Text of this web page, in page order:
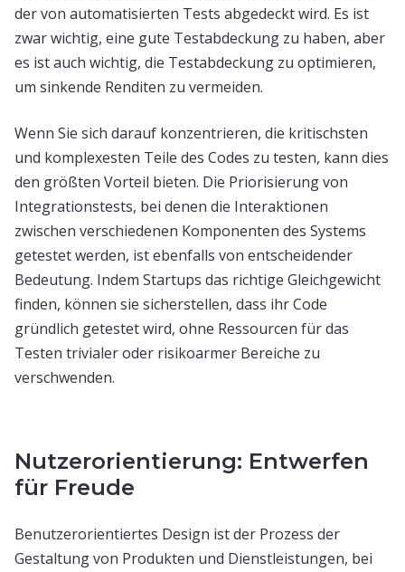
der von automatisierten Tests abgedeckt wird. Es ist
zwar wichtig, eine gute Testabdeckung zu haben, aber
es ist auch wichtig, die Testabdeckung zu optimieren,
um sinkende Renditen zu vermeiden.
Wenn Sie sich darauf konzentrieren, die kritischsten
und komplexesten Teile des Codes zu testen, kann dies
den größten Vorteil bieten. Die Priorisierung von
Integrationstests, bei denen die Interaktionen
zwischen verschiedenen Komponenten des Systems
getestet werden, ist ebenfalls von entscheidender
Bedeutung. Indem Startups das richtige Gleichgewicht
finden, können sie sicherstellen, dass ihr Code
gründlich getestet wird, ohne Ressourcen für das
Testen trivialer oder risikoarmer Bereiche zu
verschwenden.
Nutzerorientierung: Entwerfen
für Freude
Benutzerorientiertes Design ist der Prozess der
Gestaltung von Produkten und Dienstleistungen, bei